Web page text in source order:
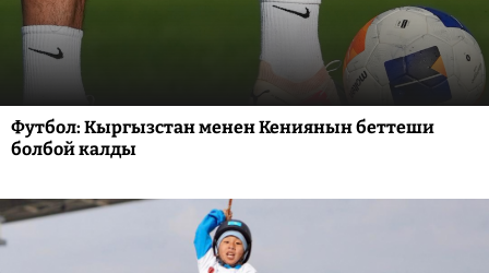
Футбол: Кыргызстан менен Кениянын беттеши
болбой калды